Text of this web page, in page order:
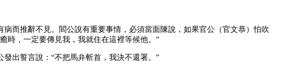
而推辭不見。閻公說有重要事情，必須當面陳說，如果官公（官文恭）怕吹
時，一定要傳見我，我就住在這裡等候他。”
出誓言說：“不把馬弁斬首，我決不還署。”